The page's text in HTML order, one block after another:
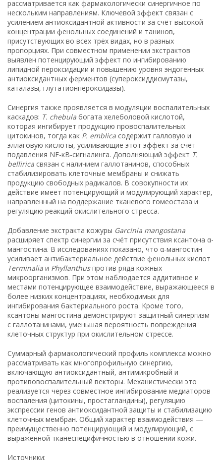
рассматривается как фармакологически синергичное по
нескольким направлениям. Ключевой эффект связан с
усилением антиоксидантной активности за счёт высокой
концентрации фенольных соединений и танинов,
присутствующих во всех трёх видах, но в разных
пропорциях. При совместном применении экстрактов
выявлен потенцирующий эффект по ингибированию
липидной пероксидации и повышению уровня эндогенных
антиоксидантных ферментов (супероксиддисмутазы,
каталазы, глутатионпероксидазы).
Синергия также проявляется в модуляции воспалительных
каскадов: T. chebula богата хелеболовой кислотой,
которая ингибирует продукцию провоспалительных
цитокинов, тогда как P. emblica содержит галловую и
эллаговую кислоты, усиливающие этот эффект за счёт
подавления NF-κB-сигналинга. Дополняющий эффект T.
bellirica связан с наличием галлотанинов, способных
стабилизировать клеточные мембраны и снижать
продукцию свободных радикалов. В совокупности их
действие имеет потенцирующий и модулирующий характер,
направленный на поддержание тканевого гомеостаза и
регуляцию реакций окислительного стресса.
Добавление экстракта кожуры Garcinia mangostana
расширяет спектр синергии за счёт присутствия ксантона α-
мангостина. В исследованиях показано, что α-мангостин
усиливает антибактериальное действие фенольных кислот
Terminalia и Phyllanthusпротив ряда кожных
микроорганизмов. При этом наблюдается аддитивное и
местами потенцирующее взаимодействие, выражающееся в
более низких концентрациях, необходимых для
ингибирования бактериального роста. Кроме того,
ксантоны мангостина демонстрируют защитный синергизм
с галлотанинами, уменьшая вероятность повреждения
клеточных структур при окислительном стрессе.
Суммарный фармакологический профиль комплекса можно
рассматривать как многопрофильную синергию,
включающую антиоксидантный, антимикробный и
противовоспалительный векторы. Механистически это
реализуется через совместное ингибирование медиаторов
воспаления (цитокины, простагландины), регуляцию
экспрессии генов антиоксидантной защиты и стабилизацию
клеточных мембран. Общий характер взаимодействия —
преимущественно потенцирующий и модулирующий, с
выраженной тканеспецифичностью в отношении кожи.
Источники: